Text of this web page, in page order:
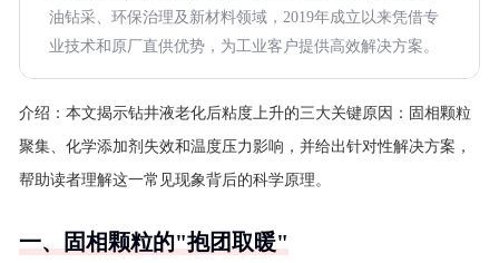
油钻采、环保治理及新材料领域，2019年成立以来凭借专
业技术和原厂直供优势，为工业客户提供高效解决方案。
介绍： 本文揭示钻井液老化后粘度上升的三大关键原因：固相颗粒
聚集、化学添加剂失效和温度压力影响，并给出针对性解决方案，
帮助读者理解这一常见现象背后的科学原理。
一、固相颗粒的"抱团取暖"